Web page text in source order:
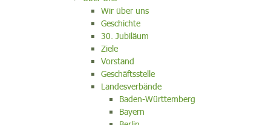
Wir über uns
Geschichte
30. Jubiläum
Ziele
Vorstand
Geschäftsstelle
Landesverbände
Baden-Württemberg
Bayern